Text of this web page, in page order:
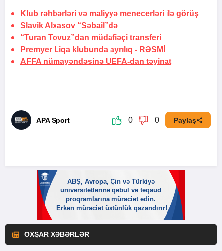
Klub rəhbərləri və maliyyə menecerləri ilə görüş
Slavik Alxasov “Səbail”də
“Turan Tovuz”dan müdafiəçi transferi
Premyer Liqa klubunda ayrılıq - RƏSMİ
AFFA nümayəndəsinə UEFA-dan təyinat
APA Sport 0 0 Paylaş
OXŞAR XƏBƏRLƏR